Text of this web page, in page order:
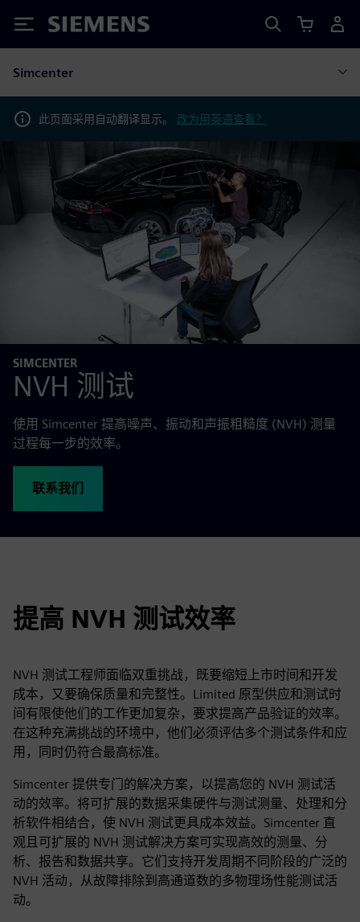
Siemens
Simcenter
此页面采用自动翻译显示。 改为用英语查看？
SIMCENTER
NVH 测试
使用 Simcenter 提高噪声、振动和声振粗糙度 (NVH) 测量
过程每一步的效率。
联系我们
提高 NVH 测试效率
NVH 测试工程师面临双重挑战，既要缩短上市时间和开发
成本，又要确保质量和完整性。Limited 原型供应和测试时
间有限使他们的工作更加复杂，要求提高产品验证的效率。
在这种充满挑战的环境中，他们必须评估多个测试条件和应
用，同时仍符合最高标准。
Simcenter 提供专门的解决方案，以提高您的 NVH 测试活
动的效率。将可扩展的数据采集硬件与测试测量、处理和分
析软件相结合，使 NVH 测试更具成本效益。Simcenter 直
观且可扩展的 NVH 测试解决方案可实现高效的测量、分
析、报告和数据共享。它们支持开发周期不同阶段的广泛的
NVH 活动，从故障排除到高通道数的多物理场性能测试活
动。